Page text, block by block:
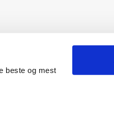
beste og mest